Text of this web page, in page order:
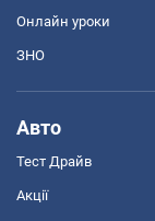
Онлайн уроки
ЗНО
Авто
Тест Драйв
Акції